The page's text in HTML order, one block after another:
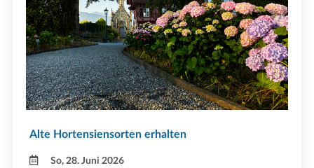
Alte Hortensiensorten erhalten
So, 28. Juni 2026